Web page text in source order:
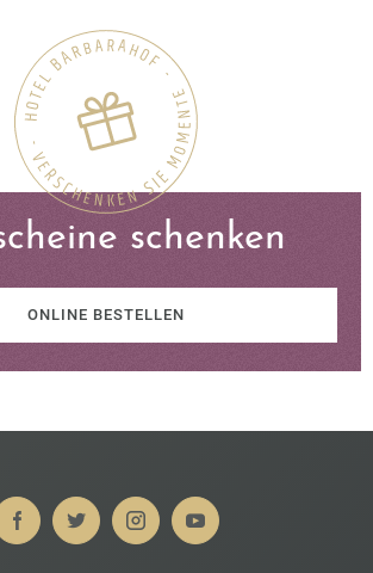
schenken
ONLINE BESTELLEN